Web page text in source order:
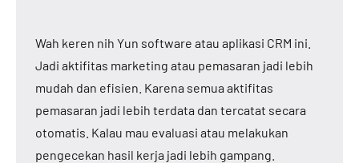
Wah keren nih Yun software atau aplikasi CRM ini.
Jadi aktifitas marketing atau pemasaran jadi lebih
mudah dan efisien. Karena semua aktifitas
pemasaran jadi lebih terdata dan tercatat secara
otomatis. Kalau mau evaluasi atau melakukan
pengecekan hasil kerja jadi lebih gampang.